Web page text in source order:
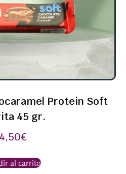
Protein Soft
45 gr.
4,50€
al carrito